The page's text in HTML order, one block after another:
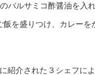
バルサミコ酢醤油を入
飯を盛りつけ、カレーを
紹介された３シェフに